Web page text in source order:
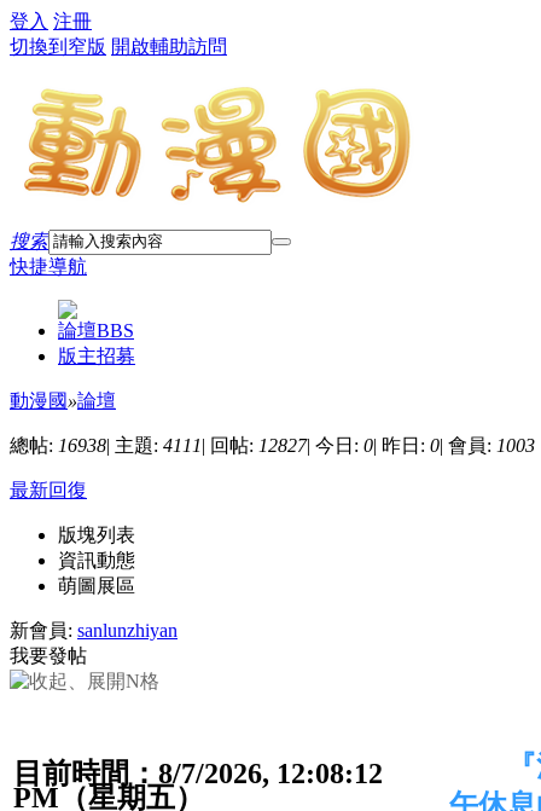
登入 注冊
切換到窄版 開啟輔助訪問
搜索
快捷導航
論壇BBS
版主招募
動漫國»論壇
總帖: 16938| 主題: 4111| 回帖: 12827| 今日: 0| 昨日: 0| 會員: 1003
最新回復
版塊列表
資訊動態
萌圖展區
新會員: sanlunzhiyan
我要發帖
目前時間：8/7/2026, 12:08:13
PM（星期五）
午休